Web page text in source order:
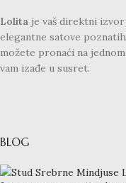
Lolita je vaš direktni
elegantne satove
možete pronaći na
vam izađe u susret.
BLOG